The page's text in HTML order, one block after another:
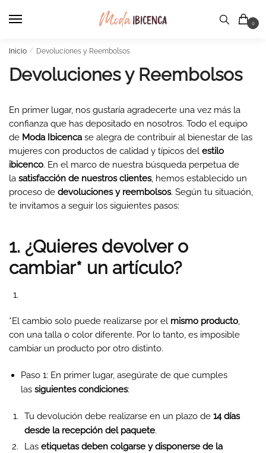
0
Inicio / Devoluciones y Reembolsos
Devoluciones y Reembolsos
En primer lugar, nos gustaría agradecerte una vez más la
confianza que has depositado en nosotros. Todo el equipo
de Moda Ibicenca se alegra de contribuir al bienestar de las
mujeres con productos de calidad y típicos del estilo
ibicenco. En el marco de nuestra búsqueda perpetua de
la satisfacción de nuestros clientes, hemos establecido un
proceso de devoluciones y reembolsos. Según tu situación,
te invitamos a seguir los siguientes pasos:
1. ¿Quieres devolver o
cambiar* un artículo?
*El cambio solo puede realizarse por el mismo producto,
con una talla o color diferente. Por lo tanto, es imposible
cambiar un producto por otro distinto.
Paso 1: En primer lugar, asegúrate de que cumples
las siguientes condiciones:
Tu devolución debe realizarse en un plazo de 14 días
desde la recepción del paquete.
Las etiquetas deben colgarse y disponerse de la